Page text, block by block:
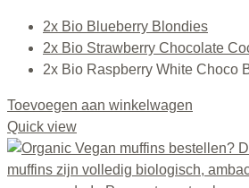
2x Bio Blueberry Blondies
2x Bio Strawberry Chocolate
2x Bio Raspberry White Choco
Toevoegen aan winkelwagen
Quick view